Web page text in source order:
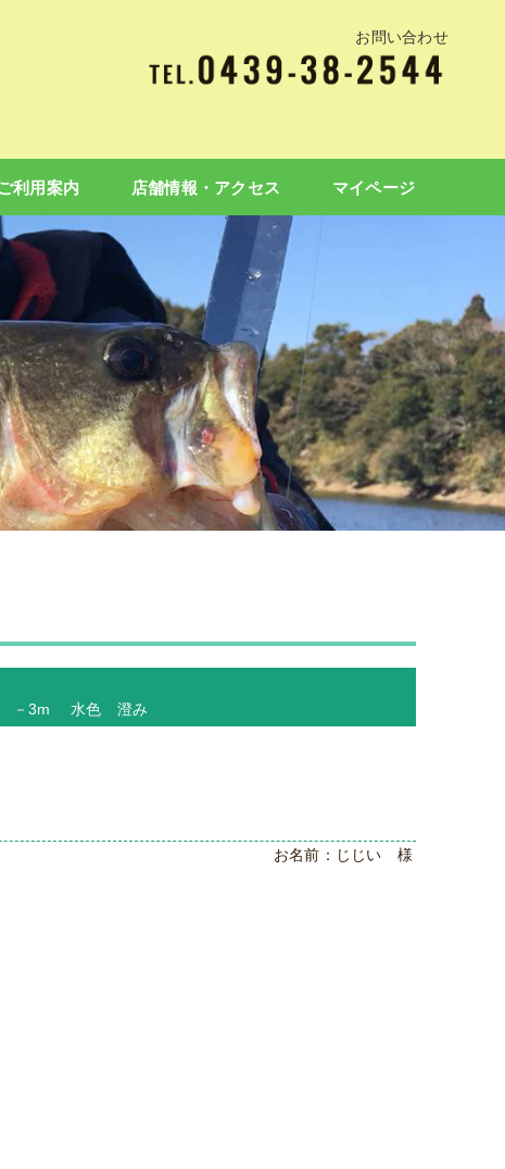
お問い合わせ
利用案内 店舗情報・アクセス マイページ
－3m 水色 澄み
お名前：じじい 様